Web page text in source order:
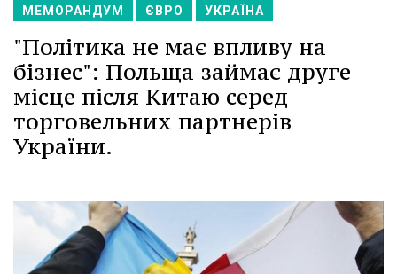
МЕМОРАНДУМ ЄВРО УКРАЇНА
"Політика не має впливу на
бізнес": Польща займає друге
місце після Китаю серед
торговельних партнерів
України.